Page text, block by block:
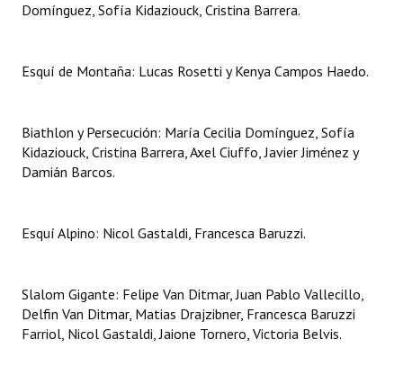
Antiguos Pobladores - Registro
Bariloche, Municipio intercultural
REFORMA DE LA CARTA ORGÁNICA
Domínguez, Sofía Kidaziouck, Cristina Barrera.
Esquí de Montaña: Lucas Rosetti y Kenya Campos Haedo.
Biathlon y Persecución: María Cecilia Domínguez, Sofía
Kidaziouck, Cristina Barrera, Axel Ciuffo, Javier Jiménez y
Damián Barcos.
Esquí Alpino: Nicol Gastaldi, Francesca Baruzzi.
Slalom Gigante: Felipe Van Ditmar, Juan Pablo Vallecillo,
Delfin Van Ditmar, Matias Drajzibner, Francesca Baruzzi
Farriol, Nicol Gastaldi, Jaione Tornero, Victoria Belvis.